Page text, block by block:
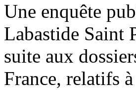
Une enquête
Labastide Saint
suite aux
France, relatifs